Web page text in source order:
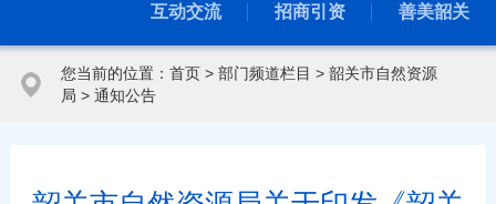
互动交流 招商引资 善美韶关
您当前的位置： 首页> 部门频道栏目 > 韶关市自然资源
局 > 通知公告